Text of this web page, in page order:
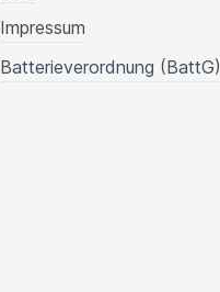
Impressum
Batterieverordnung (BattG)